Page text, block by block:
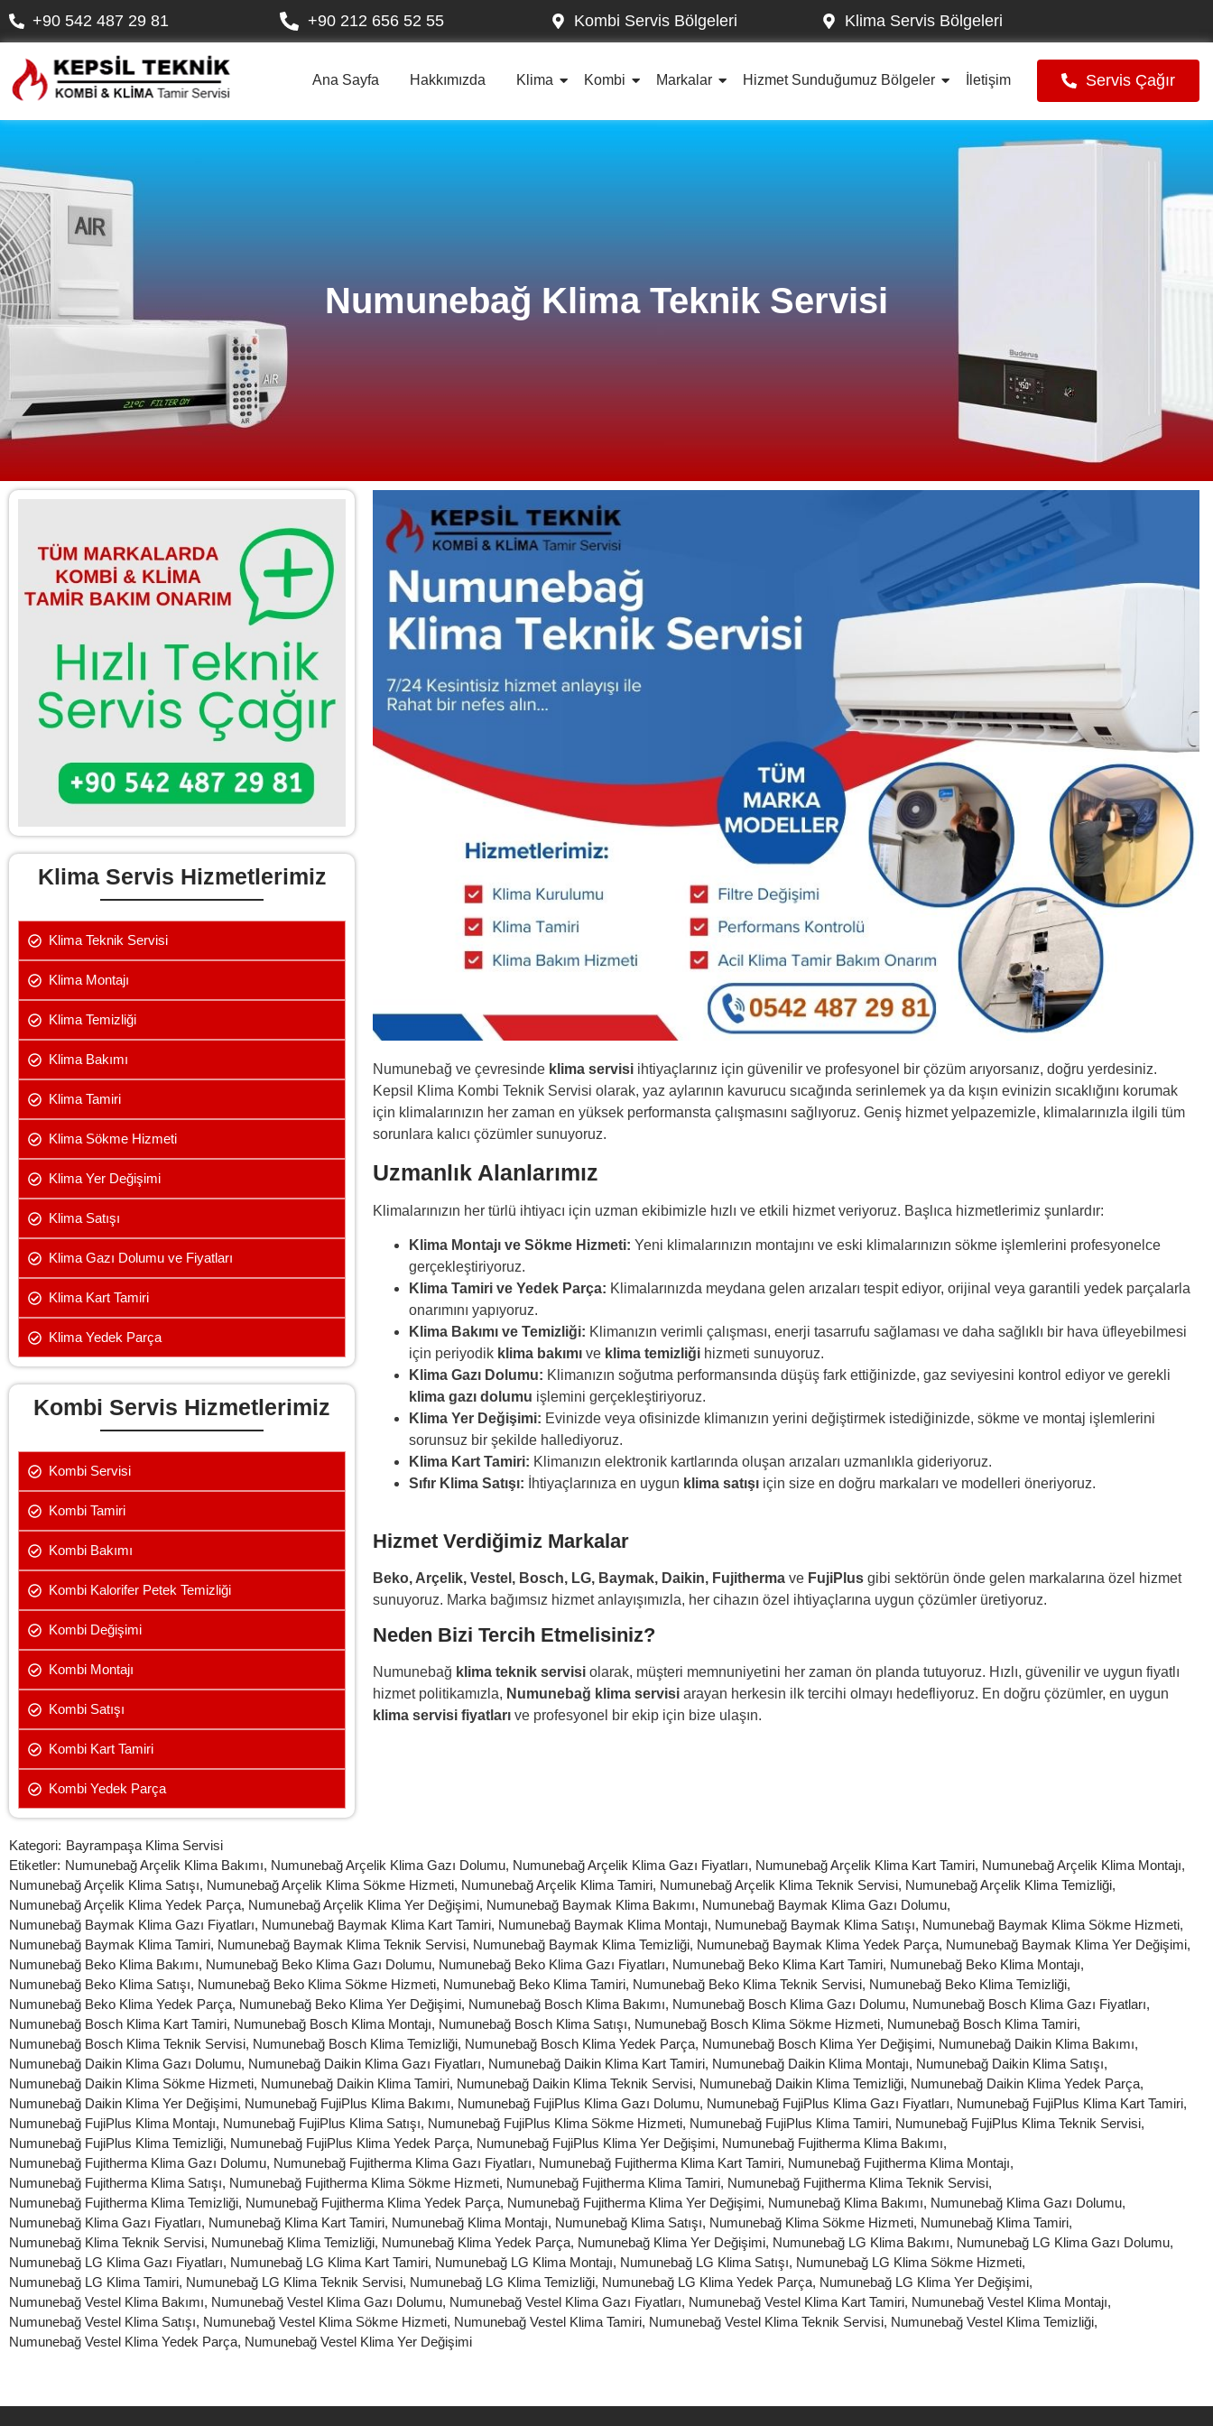
+90 542 487 29 81 +90 212 656 52 55 Kombi Servis Bölgeleri Klima Servis Bölgeleri
Ana Sayfa Hakkımızda Klima Kombi Markalar Hizmet Sunduğumuz Bölgeler İletişim Servis Çağır
Numunebağ Klima Teknik Servisi
Klima Servis Hizmetlerimiz
Klima Teknik Servisi
Klima Montajı
Klima Temizliği
Klima Bakımı
Klima Tamiri
Klima Sökme Hizmeti
Klima Yer Değişimi
Klima Satışı
Klima Gazı Dolumu ve Fiyatları
Klima Kart Tamiri
Klima Yedek Parça
Kombi Servis Hizmetlerimiz
Kombi Servisi
Kombi Tamiri
Kombi Bakımı
Kombi Kalorifer Petek Temizliği
Kombi Değişimi
Kombi Montajı
Kombi Satışı
Kombi Kart Tamiri
Kombi Yedek Parça
Numunebağ ve çevresinde klima servisi ihtiyaçlarınız için güvenilir ve profesyonel bir çözüm arıyorsanız, doğru yerdesiniz.
Kepsil Klima Kombi Teknik Servisi olarak, yaz aylarının kavurucu sıcağında serinlemek ya da kışın evinizin sıcaklığını korumak
için klimalarınızın her zaman en yüksek performansta çalışmasını sağlıyoruz. Geniş hizmet yelpazemizle, klimalarınızla ilgili tüm
sorunlara kalıcı çözümler sunuyoruz.
Uzmanlık Alanlarımız
Klimalarınızın her türlü ihtiyacı için uzman ekibimizle hızlı ve etkili hizmet veriyoruz. Başlıca hizmetlerimiz şunlardır:
Klima Montajı ve Sökme Hizmeti: Yeni klimalarınızın montajını ve eski klimalarınızın sökme işlemlerini profesyonelce
gerçekleştiriyoruz.
Klima Tamiri ve Yedek Parça: Klimalarınızda meydana gelen arızaları tespit ediyor, orijinal veya garantili yedek parçalarla
onarımını yapıyoruz.
Klima Bakımı ve Temizliği: Klimanızın verimli çalışması, enerji tasarrufu sağlaması ve daha sağlıklı bir hava üfleyebilmesi
için periyodik klima bakımı ve klima temizliği hizmeti sunuyoruz.
Klima Gazı Dolumu: Klimanızın soğutma performansında düşüş fark ettiğinizde, gaz seviyesini kontrol ediyor ve gerekli
klima gazı dolumu işlemini gerçekleştiriyoruz.
Klima Yer Değişimi: Evinizde veya ofisinizde klimanızın yerini değiştirmek istediğinizde, sökme ve montaj işlemlerini
sorunsuz bir şekilde hallediyoruz.
Klima Kart Tamiri: Klimanızın elektronik kartlarında oluşan arızaları uzmanlıkla gideriyoruz.
Sıfır Klima Satışı: İhtiyaçlarınıza en uygun klima satışı için size en doğru markaları ve modelleri öneriyoruz.
Hizmet Verdiğimiz Markalar
Beko, Arçelik, Vestel, Bosch, LG, Baymak, Daikin, Fujitherma ve FujiPlus gibi sektörün önde gelen markalarına özel hizmet
sunuyoruz. Marka bağımsız hizmet anlayışımızla, her cihazın özel ihtiyaçlarına uygun çözümler üretiyoruz.
Neden Bizi Tercih Etmelisiniz?
Numunebağ klima teknik servisi olarak, müşteri memnuniyetini her zaman ön planda tutuyoruz. Hızlı, güvenilir ve uygun fiyatlı
hizmet politikamızla, Numunebağ klima servisi arayan herkesin ilk tercihi olmayı hedefliyoruz. En doğru çözümler, en uygun
klima servisi fiyatları ve profesyonel bir ekip için bize ulaşın.
Kategori: Bayrampaşa Klima Servisi
Etiketler: Numunebağ Arçelik Klima Bakımı, Numunebağ Arçelik Klima Gazı Dolumu, Numunebağ Arçelik Klima Gazı Fiyatları, Numunebağ Arçelik Klima Kart Tamiri, Numunebağ Arçelik Klima Montajı,
Numunebağ Arçelik Klima Satışı, Numunebağ Arçelik Klima Sökme Hizmeti, Numunebağ Arçelik Klima Tamiri, Numunebağ Arçelik Klima Teknik Servisi, Numunebağ Arçelik Klima Temizliği,
Numunebağ Arçelik Klima Yedek Parça, Numunebağ Arçelik Klima Yer Değişimi, Numunebağ Baymak Klima Bakımı, Numunebağ Baymak Klima Gazı Dolumu,
Numunebağ Baymak Klima Gazı Fiyatları, Numunebağ Baymak Klima Kart Tamiri, Numunebağ Baymak Klima Montajı, Numunebağ Baymak Klima Satışı, Numunebağ Baymak Klima Sökme Hizmeti,
Numunebağ Baymak Klima Tamiri, Numunebağ Baymak Klima Teknik Servisi, Numunebağ Baymak Klima Temizliği, Numunebağ Baymak Klima Yedek Parça, Numunebağ Baymak Klima Yer Değişimi,
Numunebağ Beko Klima Bakımı, Numunebağ Beko Klima Gazı Dolumu, Numunebağ Beko Klima Gazı Fiyatları, Numunebağ Beko Klima Kart Tamiri, Numunebağ Beko Klima Montajı,
Numunebağ Beko Klima Satışı, Numunebağ Beko Klima Sökme Hizmeti, Numunebağ Beko Klima Tamiri, Numunebağ Beko Klima Teknik Servisi, Numunebağ Beko Klima Temizliği,
Numunebağ Beko Klima Yedek Parça, Numunebağ Beko Klima Yer Değişimi, Numunebağ Bosch Klima Bakımı, Numunebağ Bosch Klima Gazı Dolumu, Numunebağ Bosch Klima Gazı Fiyatları,
Numunebağ Bosch Klima Kart Tamiri, Numunebağ Bosch Klima Montajı, Numunebağ Bosch Klima Satışı, Numunebağ Bosch Klima Sökme Hizmeti, Numunebağ Bosch Klima Tamiri,
Numunebağ Bosch Klima Teknik Servisi, Numunebağ Bosch Klima Temizliği, Numunebağ Bosch Klima Yedek Parça, Numunebağ Bosch Klima Yer Değişimi, Numunebağ Daikin Klima Bakımı,
Numunebağ Daikin Klima Gazı Dolumu, Numunebağ Daikin Klima Gazı Fiyatları, Numunebağ Daikin Klima Kart Tamiri, Numunebağ Daikin Klima Montajı, Numunebağ Daikin Klima Satışı,
Numunebağ Daikin Klima Sökme Hizmeti, Numunebağ Daikin Klima Tamiri, Numunebağ Daikin Klima Teknik Servisi, Numunebağ Daikin Klima Temizliği, Numunebağ Daikin Klima Yedek Parça,
Numunebağ Daikin Klima Yer Değişimi, Numunebağ FujiPlus Klima Bakımı, Numunebağ FujiPlus Klima Gazı Dolumu, Numunebağ FujiPlus Klima Gazı Fiyatları, Numunebağ FujiPlus Klima Kart Tamiri,
Numunebağ FujiPlus Klima Montajı, Numunebağ FujiPlus Klima Satışı, Numunebağ FujiPlus Klima Sökme Hizmeti, Numunebağ FujiPlus Klima Tamiri, Numunebağ FujiPlus Klima Teknik Servisi,
Numunebağ FujiPlus Klima Temizliği, Numunebağ FujiPlus Klima Yedek Parça, Numunebağ FujiPlus Klima Yer Değişimi, Numunebağ Fujitherma Klima Bakımı,
Numunebağ Fujitherma Klima Gazı Dolumu, Numunebağ Fujitherma Klima Gazı Fiyatları, Numunebağ Fujitherma Klima Kart Tamiri, Numunebağ Fujitherma Klima Montajı,
Numunebağ Fujitherma Klima Satışı, Numunebağ Fujitherma Klima Sökme Hizmeti, Numunebağ Fujitherma Klima Tamiri, Numunebağ Fujitherma Klima Teknik Servisi,
Numunebağ Fujitherma Klima Temizliği, Numunebağ Fujitherma Klima Yedek Parça, Numunebağ Fujitherma Klima Yer Değişimi, Numunebağ Klima Bakımı, Numunebağ Klima Gazı Dolumu,
Numunebağ Klima Gazı Fiyatları, Numunebağ Klima Kart Tamiri, Numunebağ Klima Montajı, Numunebağ Klima Satışı, Numunebağ Klima Sökme Hizmeti, Numunebağ Klima Tamiri,
Numunebağ Klima Teknik Servisi, Numunebağ Klima Temizliği, Numunebağ Klima Yedek Parça, Numunebağ Klima Yer Değişimi, Numunebağ LG Klima Bakımı, Numunebağ LG Klima Gazı Dolumu,
Numunebağ LG Klima Gazı Fiyatları, Numunebağ LG Klima Kart Tamiri, Numunebağ LG Klima Montajı, Numunebağ LG Klima Satışı, Numunebağ LG Klima Sökme Hizmeti,
Numunebağ LG Klima Tamiri, Numunebağ LG Klima Teknik Servisi, Numunebağ LG Klima Temizliği, Numunebağ LG Klima Yedek Parça, Numunebağ LG Klima Yer Değişimi,
Numunebağ Vestel Klima Bakımı, Numunebağ Vestel Klima Gazı Dolumu, Numunebağ Vestel Klima Gazı Fiyatları, Numunebağ Vestel Klima Kart Tamiri, Numunebağ Vestel Klima Montajı,
Numunebağ Vestel Klima Satışı, Numunebağ Vestel Klima Sökme Hizmeti, Numunebağ Vestel Klima Tamiri, Numunebağ Vestel Klima Teknik Servisi, Numunebağ Vestel Klima Temizliği,
Numunebağ Vestel Klima Yedek Parça, Numunebağ Vestel Klima Yer Değişimi